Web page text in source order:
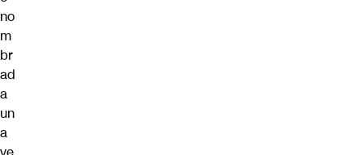
no
m
br
ad
a
un
a